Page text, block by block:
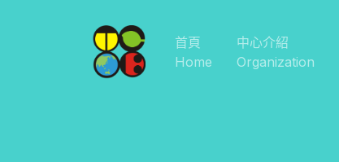
首頁
Home
中心介紹
Organization